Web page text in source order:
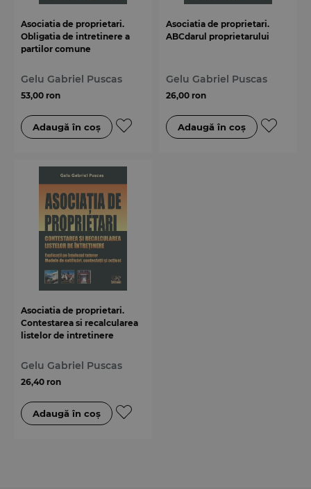
Asociatia de proprietari.
Obligatia de intretinere a
partilor comune
Gelu Gabriel Puscas
53,00 ron
Asociatia de proprietari.
ABCdarul proprietarului
Gelu Gabriel Puscas
26,00 ron
Asociatia de proprietari.
Contestarea si recalcularea
listelor de intretinere
Gelu Gabriel Puscas
26,40 ron